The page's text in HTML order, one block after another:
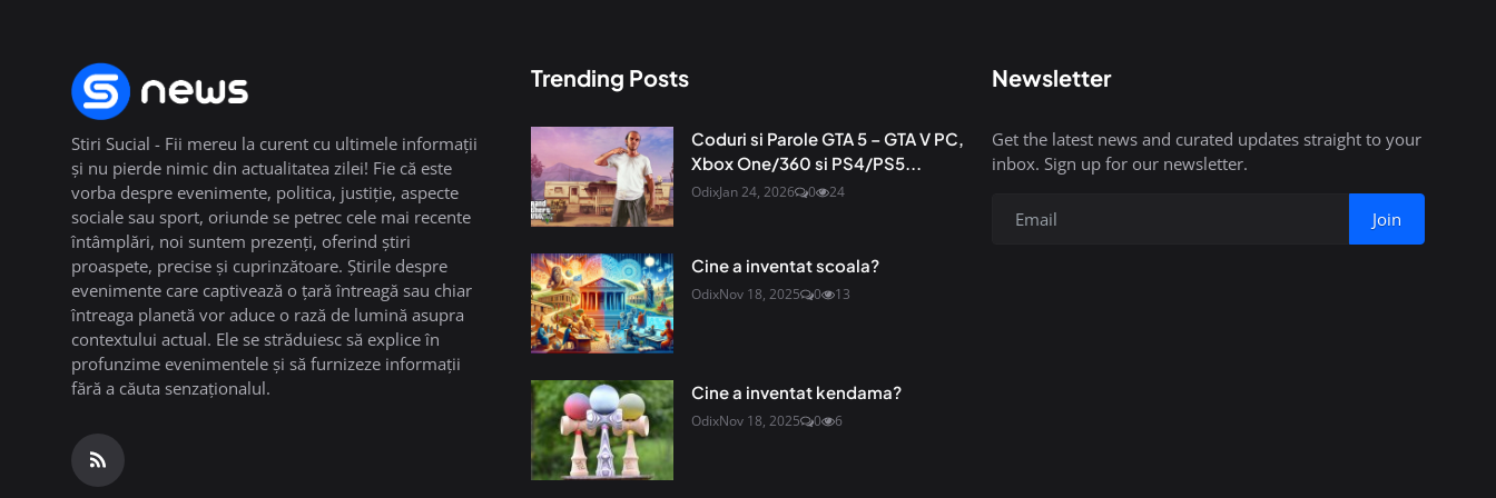
Stiri Sucial - Fii mereu la curent cu ultimele informații
și nu pierde nimic din actualitatea zilei! Fie că este
vorba despre evenimente, politica, justiție, aspecte
sociale sau sport, oriunde se petrec cele mai recente
întâmplări, noi suntem prezenți, oferind știri
proaspete, precise și cuprinzătoare. Știrile despre
evenimente care captivează o țară întreagă sau chiar
întreaga planetă vor aduce o rază de lumină asupra
contextului actual. Ele se străduiesc să explice în
profunzime evenimentele și să furnizeze informații
fără a căuta senzaționalul.
Trending Posts
Coduri si Parole GTA 5 – GTA V PC,
Xbox One/360 si PS4/PS5...
OdixJan 24, 2026 0 24
Cine a inventat scoala?
OdixNov 18, 2025 0 13
Cine a inventat kendama?
OdixNov 18, 2025 0 6
Newsletter
Get the latest news and curated updates straight to your
inbox. Sign up for our newsletter.
Join